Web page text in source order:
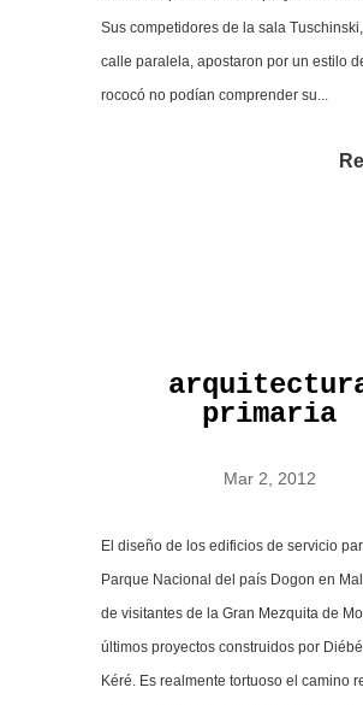
Sus competidores de la sala
calle paralela, apostaron por un estilo
rococó no podían comprender su...
primaria
Mar 2, 2012
El diseño de los edificios de servicio
Parque Nacional del país Dogon en
de visitantes de la Gran Mezquita de
últimos proyectos construidos por
Kéré. Es realmente tortuoso el camino